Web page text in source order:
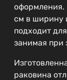
оформления.
см в ширину
подходит
занимая при
раковина